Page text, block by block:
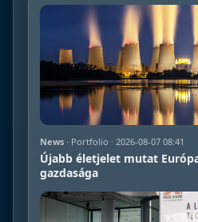
News · Portfolio · 2026-08-07 08:41
Újabb életjelet mutat
gazdasága